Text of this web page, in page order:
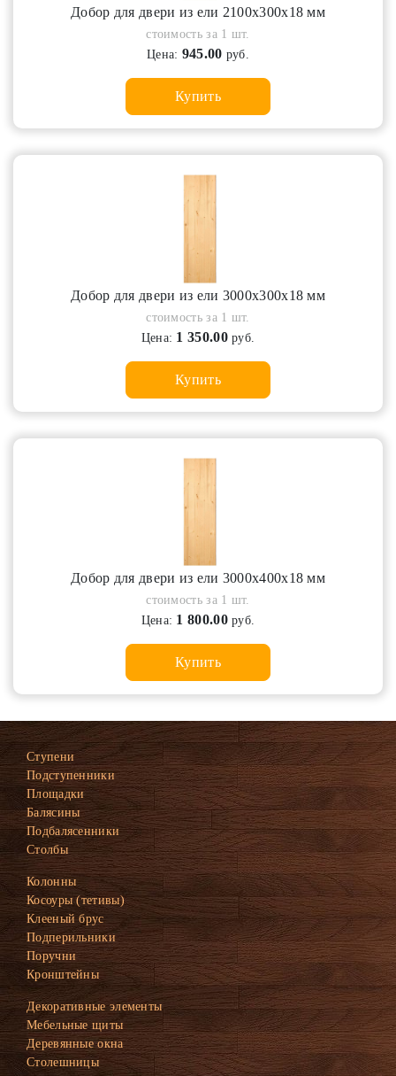
Добор для двери из ели 2100х300х18 мм
стоимость за 1 шт.
Цена: 945.00 руб.
Купить
Добор для двери из ели 3000х300х18 мм
стоимость за 1 шт.
Цена: 1 350.00руб.
Купить
Добор для двери из ели 3000х400х18 мм
стоимость за 1 шт.
Цена: 1 800.00руб.
Купить
Ступени
Подступенники
Площадки
Балясины
Подбалясенники
Столбы
Колонны
Косоуры (тетивы)
Клееный брус
Подперильники
Поручни
Кронштейны
Декоративные элементы
Мебельные щиты
Деревянные окна
Столешницы